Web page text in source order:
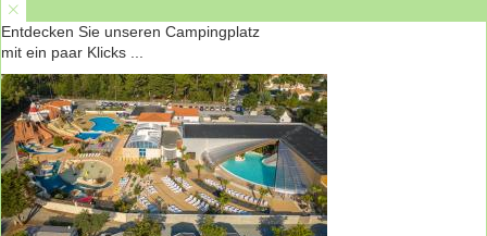
Entdecken Sie unseren Campingplatz
mit ein paar Klicks ...